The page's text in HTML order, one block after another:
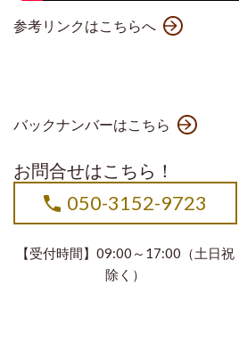
参考リンクはこちらへ
バックナンバーはこちら
お問合せはこちら！
050-3152-9723
【受付時間】09:00～17:00（土日祝
除く）